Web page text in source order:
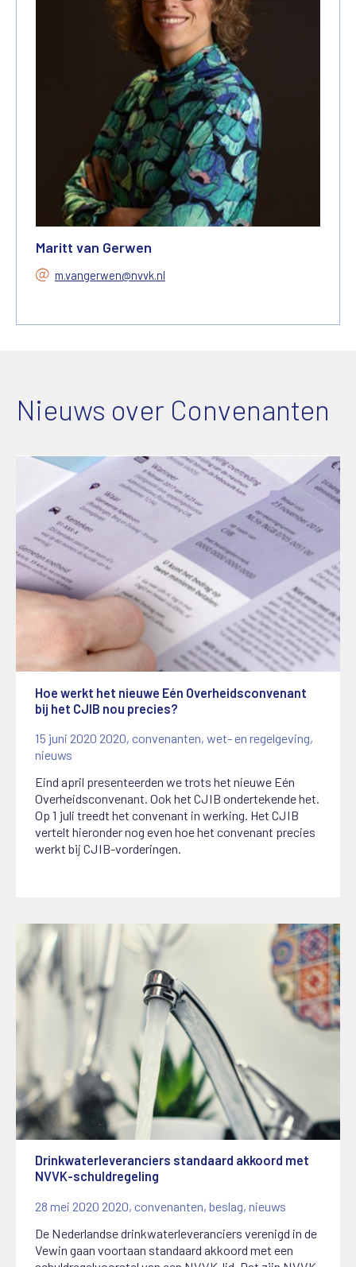
Maritt van Gerwen
m.vangerwen@nvvk.nl
Nieuws over Convenanten
Hoe werkt het nieuwe Eén Overheidsconvenant
bij het CJIB nou precies?
15 juni 2020 2020,convenanten,wet- en regelgeving,
nieuws
Eind april presenteerden we trots het nieuwe Eén
Overheidsconvenant. Ook het CJIB ondertekende het.
Op 1 juli treedt het convenant in werking. Het CJIB
vertelt hieronder nog even hoe het convenant precies
werkt bij CJIB-vorderingen.
Drinkwaterleveranciers standaard akkoord met
NVVK-schuldregeling
28 mei 2020 2020,convenanten,beslag,nieuws
De Nederlandse drinkwaterleveranciers verenigd in de
Vewin gaan voortaan standaard akkoord met een